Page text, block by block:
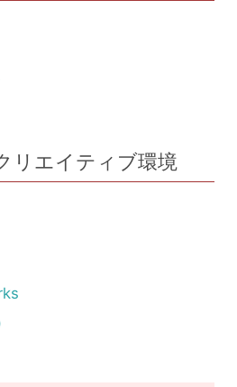
リエイティブ環境